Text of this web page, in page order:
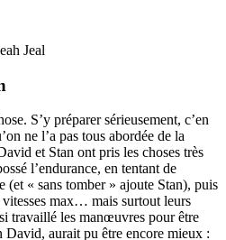
Jeal
S’y préparer sérieusement, c’en
ne l’a pas tous abordée de la
et Stan ont pris les choses très
l’endurance, en tentant de
(et « sans tomber » ajoute Stan), puis
max… mais surtout leurs
travaillé les manœuvres pour être
David, aurait pu être encore mieux :